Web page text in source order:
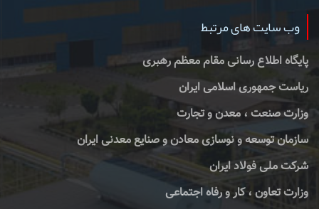
وب سایت های مرتبط
پایگاه اطلاع رسانی مقام معظم رهبری
ریاست جمهوری اسلامی ایران
وزارت صنعت ، معدن و تجارت
سازمان توسعه و نوسازی معادن و صنایع معدنی ایران
شرکت ملی فولاد ایران
وزارت تعاون ، کار و رفاه اجتماعی